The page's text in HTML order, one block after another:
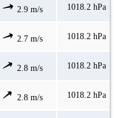
2.9 m/s 1018.2 hPa
2.7 m/s 1018.2 hPa
2.8 m/s 1018.2 hPa
2.8 m/s 1018.2 hPa